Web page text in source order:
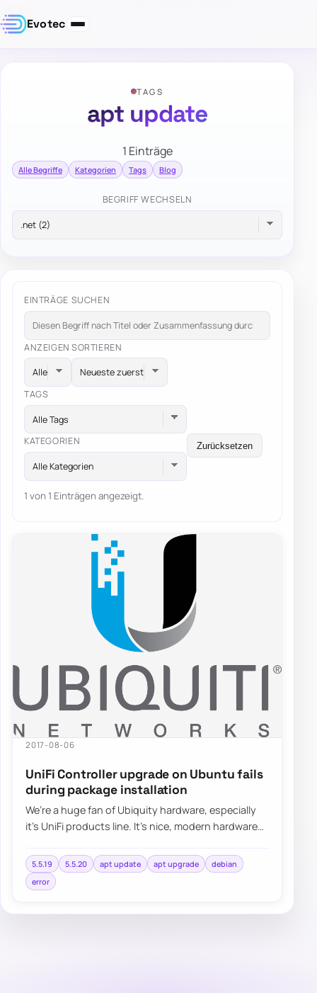
Evotec
TAGS
apt update
1 Einträge
Alle Begriffe Kategorien Tags Blog
BEGRIFF WECHSELN
EINTRÄGE SUCHEN
ANZEIGEN SORTIEREN
TAGS
Alle Tags
KATEGORIEN
Alle Kategorien
Zurücksetzen
1 von 1 Einträgen angezeigt.
2017-08-06
UniFi Controller upgrade on Ubuntu fails
during package installation
We’re a huge fan of Ubiquity hardware, especially
it’s UniFi products line. It’s nice, modern hardware
5.5.19 5.5.20 apt update apt upgrade
debian
error